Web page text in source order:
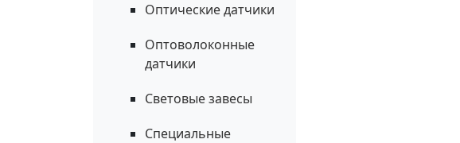
Оптические датчики
Оптоволоконные
датчики
Световые завесы
Специальные